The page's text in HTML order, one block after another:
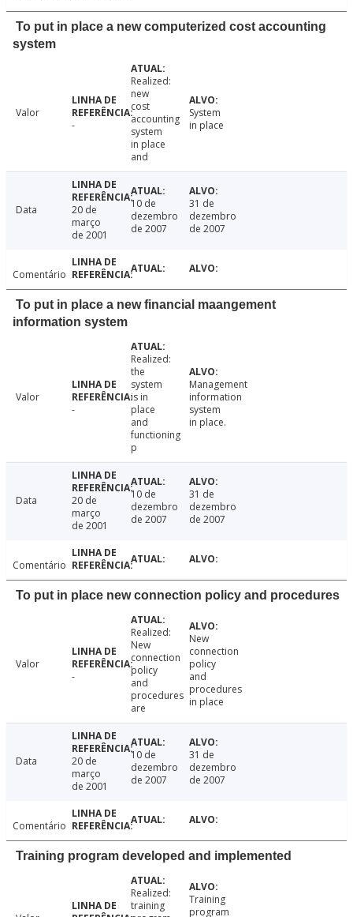
To put in place a new computerized cost accounting
system
Valor
-
Realized:
new
cost
accounting
system
in place
and
System
in place
Data
20 de
março
de 2001
10 de
dezembro
de 2007
31 de
dezembro
de 2007
Comentário
To put in place a new financial maangement
information system
Valor
-
Realized:
the
system
is in
place
and
functioning
p
Management
information
system
in place.
Data
20 de
março
de 2001
10 de
dezembro
de 2007
31 de
dezembro
de 2007
Comentário
To put in place new connection policy and procedures
Valor
-
Realized:
New
connection
policy
and
procedures
are
New
connection
policy
and
procedures
in place
Data
20 de
março
de 2001
10 de
dezembro
de 2007
31 de
dezembro
de 2007
Comentário
Training program developed and implemented
Realized:
training
Training
program